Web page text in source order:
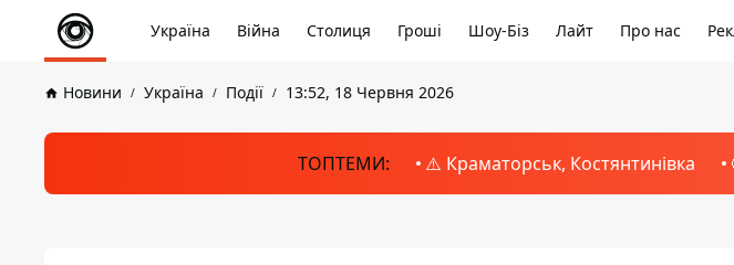
Україна Війна Столиця Гроші Шоу-Біз Лайт Про нас
Новини Україна Події 13:52, 18 Червня 2026
ТОПТЕМИ: ⚠️ Краматорськ, Костянтинівка